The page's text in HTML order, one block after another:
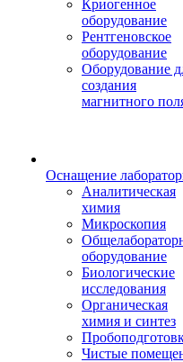
Криогенное
оборудование
Рентгеновское
оборудование
Оборудование
создания
магнитного
Оснащение
Аналитическая
химия
Микроскопия
оборудование
Биологические
исследования
Органическая
химия и синтез
Чистые